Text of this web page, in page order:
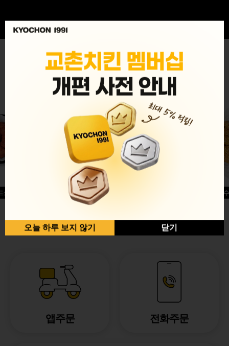
MENU
글윙
반반순살[레드+허니]
허니옥
앱주문 전화주문
오늘 하루 보지 않기 닫기